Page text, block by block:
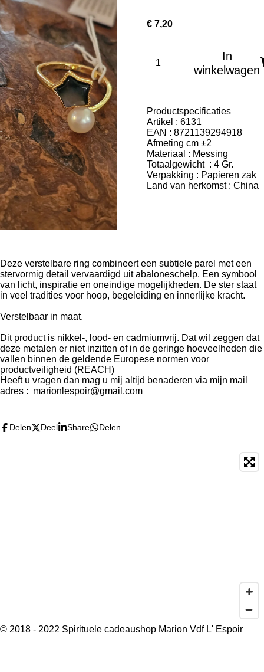
€ 7,20
In
winkelwagen
Productspecificaties
Artikel : 6131
EAN : 8721139294918
Afmeting cm ±2
Materiaal : Messing
Totaalgewicht : 4 Gr.
Verpakking : Papieren zak
Land van herkomst : China
Deze verstelbare ring combineert een subtiele parel met een
stervormig detail vervaardigd uit abaloneschelp. Een symbool
van licht, inspiratie en oneindige mogelijkheden. De ster staat
in veel tradities voor hoop, begeleiding en innerlijke kracht.
Verstelbaar in maat.
Dit product is nikkel-, lood- en cadmiumvrij. Dat wil zeggen dat
deze metalen er niet inzitten of in de geringe hoeveelheden die
vallen binnen de geldende Europese normen voor
productveiligheid (REACH)
Heeft u vragen dan mag u mij altijd benaderen via mijn mail
adres : marionlespoir@gmail.com
Delen Deel Share Delen
© 2018 - 2022 Spirituele cadeaushop Marion Vdf L' Espoir